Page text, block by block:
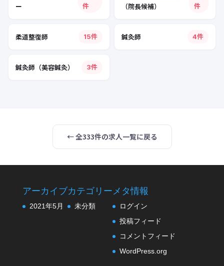
ー
件
（院長候補）
件
柔道整復師 15件 鍼灸師 4件
鍼灸師（美容鍼灸） 3件
← 全333件の求人一覧に戻る
アーカイブ
2021年5月
カテゴリー
未分類
メタ情報
ログイン
投稿フィード
コメントフィード
WordPress.org